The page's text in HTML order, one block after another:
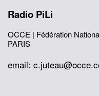
Radio PiLi
OCCE | Fédération
PARIS
email: